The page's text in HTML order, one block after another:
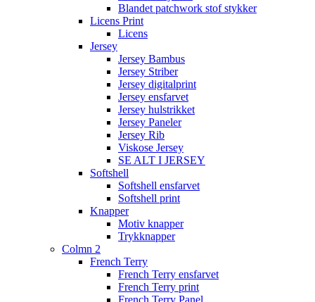
Blandet patchwork stof stykker
Licens Print
Licens
Jersey
Jersey Bambus
Jersey Striber
Jersey digitalprint
Jersey ensfarvet
Jersey hulstrikket
Jersey Paneler
Jersey Rib
Viskose Jersey
SE ALT I JERSEY
Softshell
Softshell ensfarvet
Softshell print
Knapper
Motiv knapper
Trykknapper
Colmn 2
French Terry
French Terry ensfarvet
French Terry print
French Terry Panel